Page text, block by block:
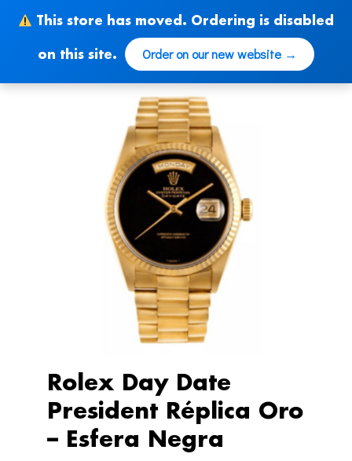
This store has moved. Ordering is disabled
on this site. Order on our new website →
content
Rolex Day Date
President Réplica Oro
– Esfera Negra